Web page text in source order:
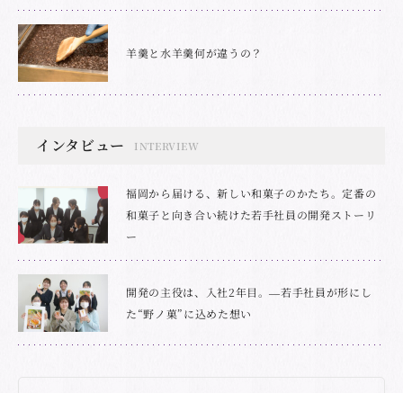
羊羹と水羊羹何が違うの？
インタビュー INTERVIEW
福岡から届ける、新しい和菓子のかたち。定番の
和菓子と向き合い続けた若手社員の開発ストーリ
ー
開発の主役は、入社2年目。―若手社員が形にし
た“野ノ菓”に込めた想い